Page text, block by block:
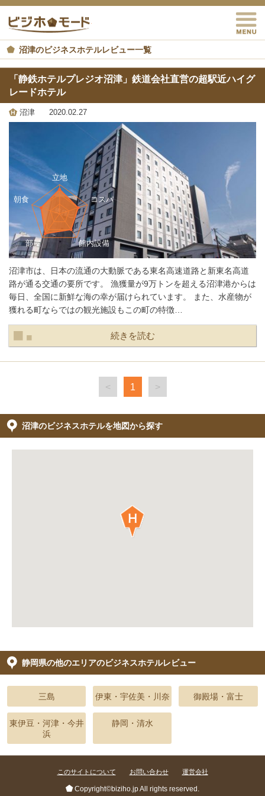
沼津のビジネスホテルレビュー一覧
「静鉄ホテルプレジオ沼津」鉄道会社直営の超駅近ハイグ
レードホテル
沼津 2020.02.27
沼津市は、日本の流通の大動脈である東名高速道路と新東名高道
路が通る交通の要所です。 漁獲量が9万トンを超える沼津港からは
毎日、全国に新鮮な海の幸が届けられています。 また、水産物が
獲れる町ならではの観光施設もこの町の特徴…
続きを読む
< 1 >
沼津のビジネスホテルを地図から探す
静岡県の他のエリアのビジネスホテルレビュー
三島 伊東・宇佐美・川奈 御殿場・富士
東伊豆・河津・今井
浜
静岡・清水
このサイトについて お問い合わせ 運営会社
Copyright©biziho.jp All rights reserved.